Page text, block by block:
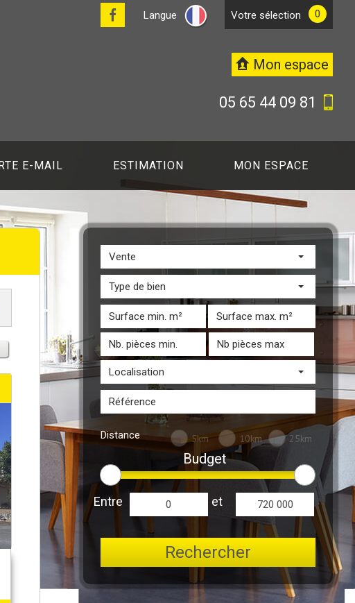
Langue votre sélection 0
Mon espace
05 65 44 09 81
E-MAIL ESTIMATION MON ESPACE
Vente
Type de bien
Localisation
Distance 5km 10km 25km
Budget
Entre et
Rechercher